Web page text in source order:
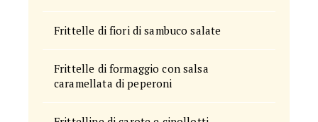
Frittelle di fiori di sambuco salate
Frittelle di formaggio con salsa
caramellata di peperoni